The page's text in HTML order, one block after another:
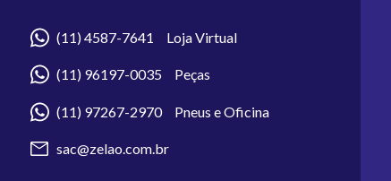
(11) 4587-7641 Loja Virtual
(11) 96197-0035 Peças
(11) 97267-2970 Pneus e Oficina
sac@zelao.com.br